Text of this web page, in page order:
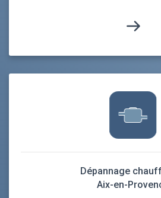
Dépannage
Aix-en-